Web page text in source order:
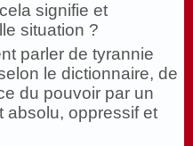
signifie et
situation ?
parler de tyrannie
le dictionnaire, de
du pouvoir par un
absolu, oppressif et